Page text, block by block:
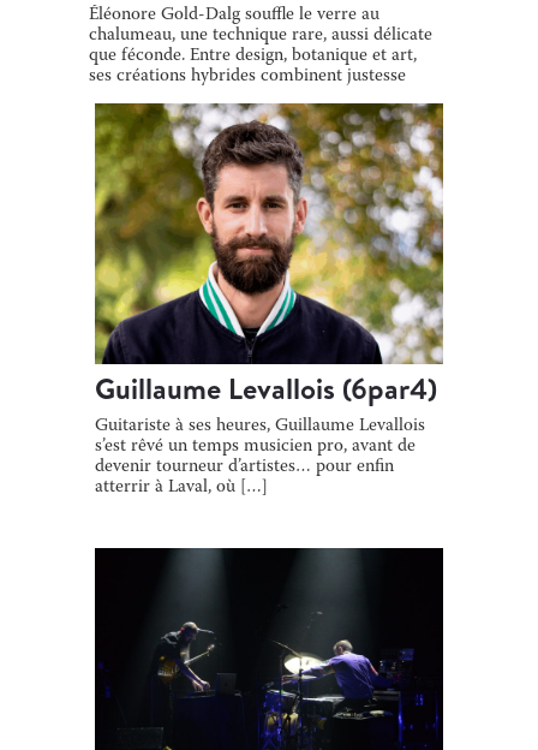
Éléonore Gold-Dalg souffle le verre au
chalumeau, une technique rare, aussi délicate
que féconde. Entre design, botanique et art,
ses créations hybrides combinent justesse
Guillaume Levallois (6par4)
Guitariste à ses heures, Guillaume Levallois
s’est rêvé un temps musicien pro, avant de
devenir tourneur d’artistes… pour enfin
atterrir à Laval, où […]